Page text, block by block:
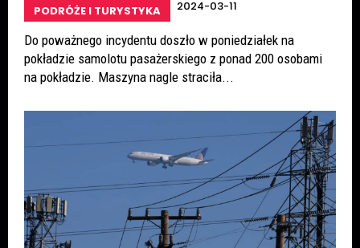
PODRÓŻE I TURYSTYKA 2024-03-11
Do poważnego incydentu doszło w poniedziałek na
pokładzie samolotu pasażerskiego z ponad 200 osobami
na pokładzie. Maszyna nagle straciła...